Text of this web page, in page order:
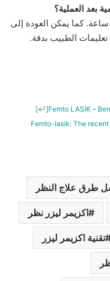
يبدأ التحسن في الرؤية خلال 24 إلى 48 ساعة. كما يمكن العودة إلى
تعليمات الطبيب بدقة.
Femto LASIK –
[
↩
]
Femto-lasik: The
طرق علاج النظر
اكزيمر ليزر نظر
تقنية اكزيمر ليزر